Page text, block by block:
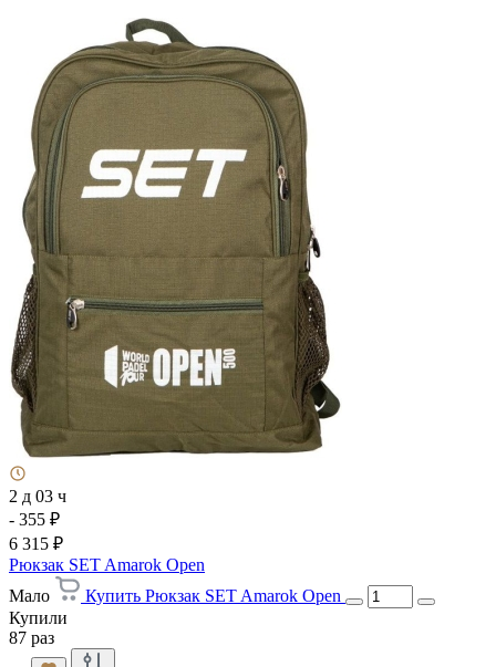
2 д 03 ч
- 355 ₽
6 315 ₽
Рюкзак SET Amarok Open
Мало
Купить Рюкзак SET Amarok Open
Купили
87 раз